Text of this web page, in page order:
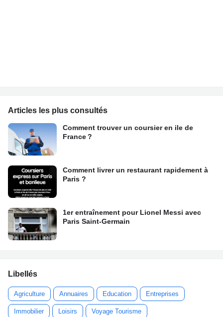
Articles les plus consultés
Comment trouver un coursier en ile de
France ?
Comment livrer un restaurant rapidement à
Paris ?
1er entraînement pour Lionel Messi avec
Paris Saint-Germain
Libellés
Agriculture Annuaires Education Entreprises
Immobilier Loisirs Voyage Tourisme